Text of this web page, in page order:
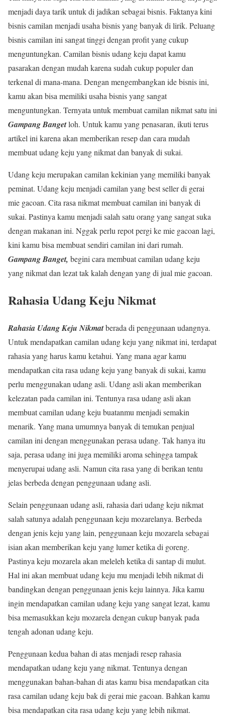
menjadi daya tarik untuk di jadikan sebagai bisnis. Faktanya kini
bisnis camilan menjadi usaha bisnis yang banyak di lirik. Peluang
bisnis camilan ini sangat tinggi dengan profit yang cukup
menguntungkan. Camilan bisnis udang keju dapat kamu
pasarakan dengan mudah karena sudah cukup populer dan
terkenal di mana-mana. Dengan mengembangkan ide bisnis ini,
kamu akan bisa memiliki usaha bisnis yang sangat
menguntungkan. Ternyata untuk membuat camilan nikmat satu ini
Gampang Bangetloh. Untuk kamu yang penasaran, ikuti terus
artikel ini karena akan memberikan resep dan cara mudah
membuat udang keju yang nikmat dan banyak di sukai.
Udang keju merupakan camilan kekinian yang memiliki banyak
peminat. Udang keju menjadi camilan yang best seller di gerai
mie gacoan. Cita rasa nikmat membuat camilan ini banyak di
sukai. Pastinya kamu menjadi salah satu orang yang sangat suka
dengan makanan ini. Nggak perlu repot pergi ke mie gacoan lagi,
kini kamu bisa membuat sendiri camilan ini dari rumah.
Gampang Banget, begini cara membuat camilan udang keju
yang nikmat dan lezat tak kalah dengan yang di jual mie gacoan.
Rahasia Udang Keju Nikmat
Rahasia Udang Keju Nikmatberada di penggunaan udangnya.
Untuk mendapatkan camilan udang keju yang nikmat ini, terdapat
rahasia yang harus kamu ketahui. Yang mana agar kamu
mendapatkan cita rasa udang keju yang banyak di sukai, kamu
perlu menggunakan udang asli. Udang asli akan memberikan
kelezatan pada camilan ini. Tentunya rasa udang asli akan
membuat camilan udang keju buatanmu menjadi semakin
menarik. Yang mana umumnya banyak di temukan penjual
camilan ini dengan menggunakan perasa udang. Tak hanya itu
saja, perasa udang ini juga memiliki aroma sehingga tampak
menyerupai udang asli. Namun cita rasa yang di berikan tentu
jelas berbeda dengan penggunaan udang asli.
Selain penggunaan udang asli, rahasia dari udang keju nikmat
salah satunya adalah penggunaan keju mozarelanya. Berbeda
dengan jenis keju yang lain, penggunaan keju mozarela sebagai
isian akan memberikan keju yang lumer ketika di goreng.
Pastinya keju mozarela akan meleleh ketika di santap di mulut.
Hal ini akan membuat udang keju mu menjadi lebih nikmat di
bandingkan dengan penggunaan jenis keju lainnya. Jika kamu
ingin mendapatkan camilan udang keju yang sangat lezat, kamu
bisa memasukkan keju mozarela dengan cukup banyak pada
tengah adonan udang keju.
Penggunaan kedua bahan di atas menjadi resep rahasia
mendapatkan udang keju yang nikmat. Tentunya dengan
menggunakan bahan-bahan di atas kamu bisa mendapatkan cita
rasa camilan udang keju bak di gerai mie gacoan. Bahkan kamu
bisa mendapatkan cita rasa udang keju yang lebih nikmat.